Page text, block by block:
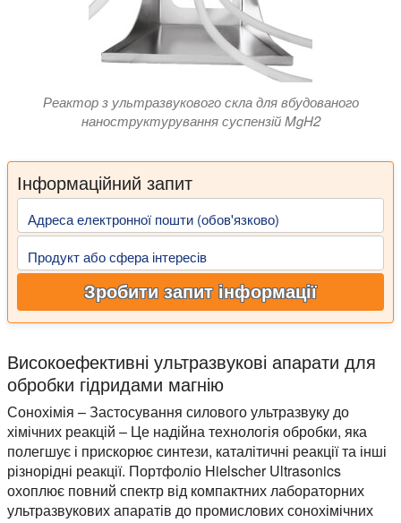
Реактор з ультразвукового скла для вбудованого
наноструктурування суспензій MgH2
Інформаційний запит
Адреса електронної пошти (обов'язково)
Продукт або сфера інтересів
Зробити запит інформації
Високоефективні ультразвукові апарати для
обробки гідридами магнію
Сонохімія – Застосування силового ультразвуку до
хімічних реакцій – Це надійна технологія обробки, яка
полегшує і прискорює синтези, каталітичні реакції та інші
різнорідні реакції. Портфоліо Hielscher Ultrasonics
охоплює повний спектр від компактних лабораторних
ультразвукових апаратів до промислових сонохімічних